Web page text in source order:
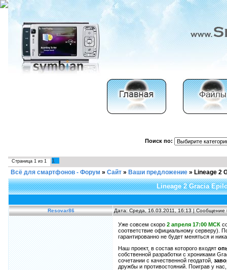
Поиск по:
Страница 1 из 1 1
Всё для смартфонов - Форум » Сайт » Ваши предложение » Lineage 2
Lineage 2 Gracia
Resovar86 Дата: Среда, 16.03.2011, 16:13 |
Уже совсем скоро 2 апреля 17:00 МСК
соответствие официальному серверу).
гарантированно не будет меняться и
Наш проект, в состав которого входят
собственной разработки с хрониками
сочетании с качественной геодатой,
дружбы и противостояний. Поиграв у